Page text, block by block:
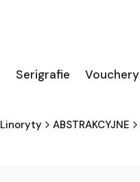
Serigrafie Vouchery
Linoryty ABSTRAKCYJNE